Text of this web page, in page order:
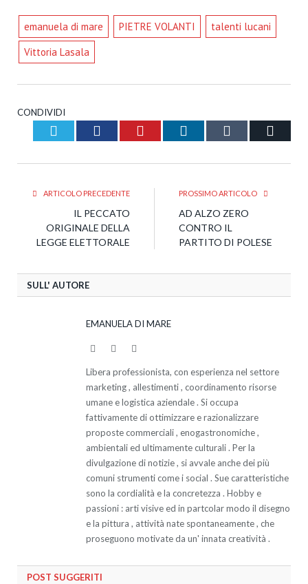
emanuela di mare PIETRE VOLANTI
talenti lucani
Vittoria Lasala
CONDIVIDI
Twitter Facebook Pinterest LinkedIn Tumblr
ARTICOLO PRECEDENTE
IL PECCATO
ORIGINALE DELLA
LEGGE ELETTORALE
PROSSIMO ARTICOLO
AD ALZO ZERO
CONTRO IL
PARTITO DI POLESE
SULL' AUTORE
EMANUELA DI MARE
FacebookTwitter
Libera professionista, con esperienza nel settore
marketing , allestimenti , coordinamento risorse
umane e logistica aziendale . Si occupa
fattivamente di ottimizzare e razionalizzare
proposte commerciali , enogastronomiche ,
ambientali ed ultimamente culturali . Per la
divulgazione di notizie , si avvale anche dei più
comuni strumenti come i social . Sue caratteristiche
sono la cordialità e la concretezza . Hobby e
passioni : arti visive ed in partcolar modo il disegno
e la pittura , attività nate spontaneamente , che
proseguono motivate da un' innata creatività .
POST SUGGERITI